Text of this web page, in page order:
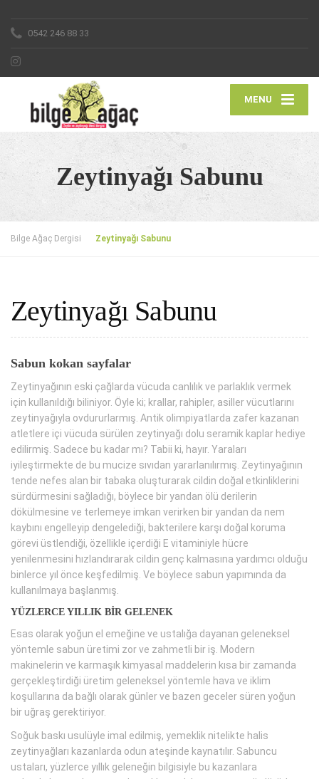
0542 246 88 33
MENU
Zeytinyağı Sabunu
Bilge Ağaç Dergisi Zeytinyağı Sabunu
Zeytinyağı Sabunu
Sabun kokan sayfalar
Zeytinyağının eski çağlarda vücuda canlılık ve parlaklık vermek
için kullanıldığı biliniyor. Öyle ki; krallar, rahipler, asiller vücutlarını
zeytinyağıyla ovdururlarmış. Antik olimpiyatlarda zafer kazanan
atletlere içi vücuda sürülen zeytinyağı dolu seramik kaplar hediye
edilirmiş. Sadece bu kadar mı? Tabii ki, hayır. Yaraları
iyileştirmekte de bu mucize sıvıdan yararlanılırmış. Zeytinyağının
tende nefes alan bir tabaka oluşturarak cildin doğal etkinliklerini
sürdürmesini sağladığı, böylece bir yandan ölü derilerin
dökülmesine ve terlemeye imkan verirken bir yandan da nem
kaybını engelleyip dengelediği, bakterilere karşı doğal koruma
görevi üstlendiği, özellikle içerdiği E vitaminiyle hücre
yenilenmesini hızlandırarak cildin genç kalmasına yardımcı olduğu
binlerce yıl önce keşfedilmiş. Ve böylece sabun yapımında da
kullanılmaya başlanmış.
YÜZLERCE YILLIK BİR GELENEK
Esas olarak yoğun el emeğine ve ustalığa dayanan geleneksel
yöntemle sabun üretimi zor ve zahmetli bir iş. Modern
makinelerin ve karmaşık kimyasal maddelerin kısa bir zamanda
gerçekleştirdiği üretim geleneksel yöntemle hava ve iklim
koşullarına da bağlı olarak günler ve bazen geceler süren yoğun
bir uğraş gerektiriyor.
Soğuk baskı usulüyle imal edilmiş, yemeklik nitelikte halis
zeytinyağları kazanlarda odun ateşinde kaynatılır. Sabuncu
ustaları, yüzlerce yıllık geleneğin bilgisiyle bu kazanlara